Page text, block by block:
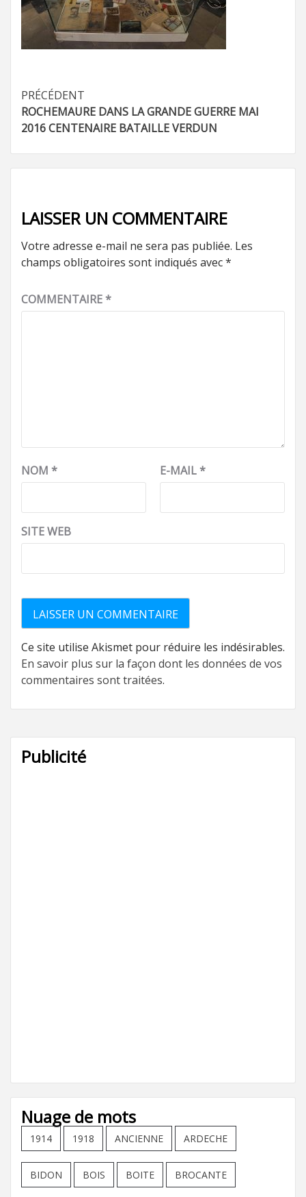
Navigation
d’article
PRÉCÉDENT
ROCHEMAURE DANS LA GRANDE GUERRE MAI
2016 CENTENAIRE BATAILLE VERDUN
LAISSER UN COMMENTAIRE
Votre adresse e-mail ne sera pas publiée. Les
champs obligatoires sont indiqués avec*
COMMENTAIRE*
NOM * E-MAIL*
SITE WEB
Ce site utilise Akismet pour réduire les indésirables.
En savoir plus sur la façon dont les données de vos
commentaires sont traitées.
Publicité
Nuage de mots
1914 1918 ANCIENNE ARDECHE
BIDON BOIS BOITE BROCANTE